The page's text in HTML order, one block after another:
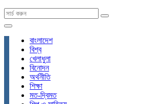
বাংলাদেশ
বিশ্ব
খেলাধুলা
বিনোদন
অর্থনীতি
শিক্ষা
মত-দ্বিমত